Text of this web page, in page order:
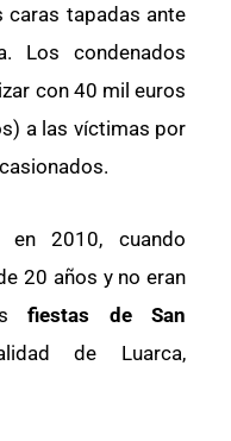
caras tapadas ante
Los condenados
con 40 mil euros
a las víctimas por
en 2010, cuando
20 años y no eran
fiestas de San
de Luarca,